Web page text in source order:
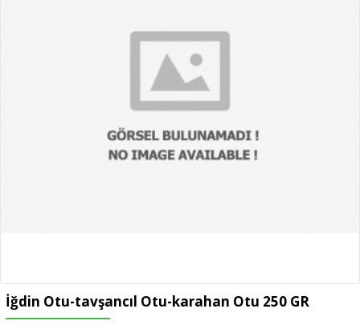
İğdin Otu-tavşancıl Otu-karahan Otu 250 GR